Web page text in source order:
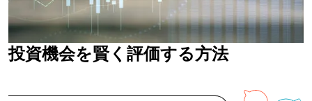
投資機会を賢く評価する方法